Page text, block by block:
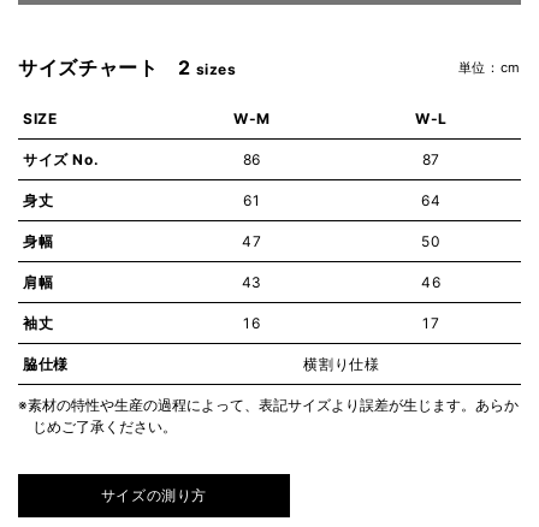
サイズチャート 2 sizes 単位：cm
SIZE W-M W-L
サイズ No. 86 87
身丈 61 64
身幅 47 50
肩幅 43 46
袖丈 16 17
脇仕様 横割り仕様
※素材の特性や生産の過程によって、表記サイズより誤差が生じます。あらか
じめご了承ください。
サイズの測り方